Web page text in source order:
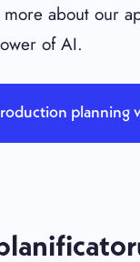
more about our
of AI.
planning